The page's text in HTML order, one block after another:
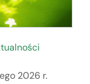
2026 r.